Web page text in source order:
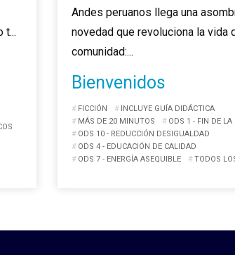
t...
FICCIÓN
INCLUYE GUÍA DIDÁCTICA
MÁS DE 20 MINUTOS
ODS 1 - FIN DE LA
ODS 10 - REDUCCIÓN DESIGUALDAD
ODS 4 - EDUCACIÓN DE CALIDAD
ODS 7 - ENERGÍA ASEQUIBLE
TODOS
Bienvenidos
Andes peruanos llega una
novedad que revoluciona la vida
comunidad:...